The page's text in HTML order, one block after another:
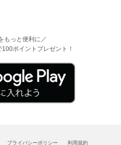
もっと便利に／
ポイントプレゼント！
プライバシーポリシー 利用規約